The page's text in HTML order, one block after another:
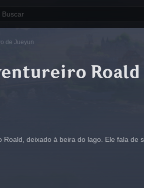
de Jueyun
Roald
deixado à beira do lago. Ele fala de